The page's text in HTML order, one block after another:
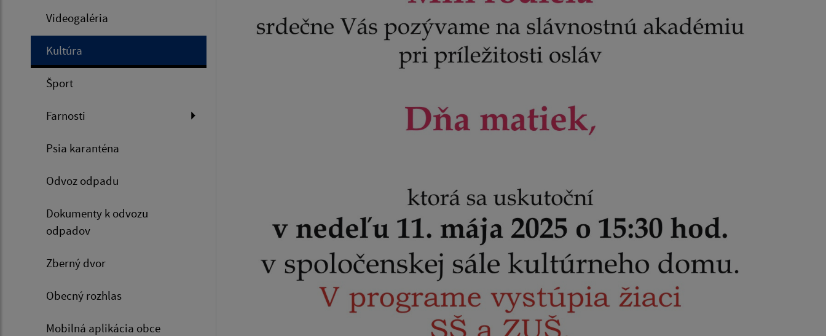
Videogaléria
Kultúra
Šport
Farnosti
Psia karanténa
Odvoz odpadu
Dokumenty k odvozu
odpadov
Zberný dvor
Obecný rozhlas
Mobilná aplikácia obce